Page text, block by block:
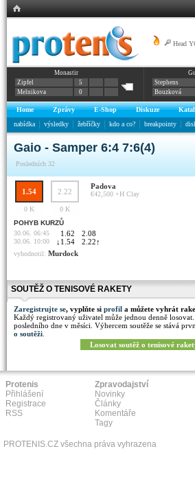
Head
Monastir
Zipfel
5
Melnikova
0
Stephens
Bouzková
Home Zprávy E-Shop Diskuze
nabídka
výsledky žebříčky kdo a co? breakpointy
Gaio - Samper 6:4 7:6(4)
Posledních 32
1.54 2.22
Padova
€42,500 +H Clay
0 K
0 K
POHYB KURZŮ
30.06. 06:45
1.62 2.08
30.06. 10:00 ↓ 1.54 2.22↑
vyhodnotil: Murdock
SOUTĚŽ O TENISOVÉ RAKETY
Zaregistrujte se, vyplňte si profil a můžete vyhrát
Každý registrovaný uživatel může jednou denně
posledního dne v měsíci. Výhercem soutěže se stává
o soutěži
Losovat soutěž o tenisové
Protenis
Přihlášení
Registrace
RSS
Zpravodajství
Novinky
Články
Komentáře
Tagy
PROTENIS.CZ všechna práva vyhrazena